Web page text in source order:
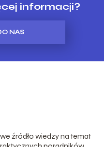
informacji?
NAS
źródło wiedzy na temat